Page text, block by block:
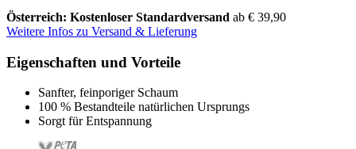
Österreich: Kostenloser Standardversand ab € 39,90
Weitere Infos zu Versand & Lieferung
Eigenschaften und Vorteile
Sanfter, feinporiger Schaum
100 % Bestandteile natürlichen Ursprungs
Sorgt für Entspannung